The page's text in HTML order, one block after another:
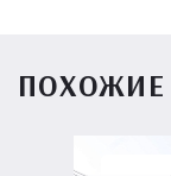
ПОХОЖИЕ